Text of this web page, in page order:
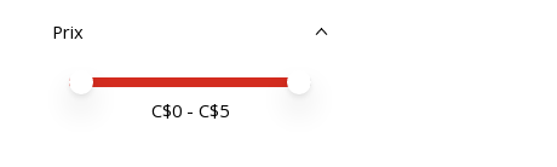
Prix
Prix minimum
Price maximum value
C$0 - C$5